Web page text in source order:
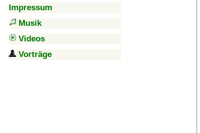
Impressum
Musik
Videos
Vorträge